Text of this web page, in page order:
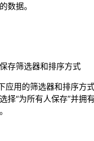
数据。
存筛选器和排序方式
应用的筛选器和排序方
择“为所有人保存”并拥